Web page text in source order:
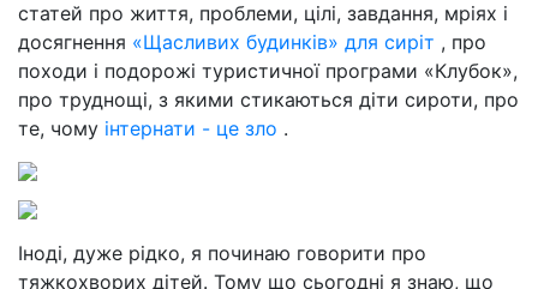
статей про життя, проблеми, цілі, завдання, мріях і
досягнення «Щасливих будинків» для сиріт , про
походи і подорожі туристичної програми «Клубок»,
про труднощі, з якими стикаються діти сироти, про
те, чому інтернати - це зло .
Іноді, дуже рідко, я починаю говорити про
тяжкохворих дітей. Тому що сьогодні я знаю, що